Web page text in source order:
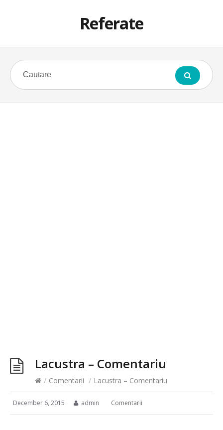
Referate
Lacustra – Comentariu
/ Comentarii / Lacustra – Comentariu
December 6, 2015 admin Comentarii